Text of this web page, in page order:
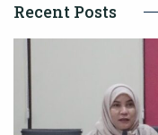
Recent Posts